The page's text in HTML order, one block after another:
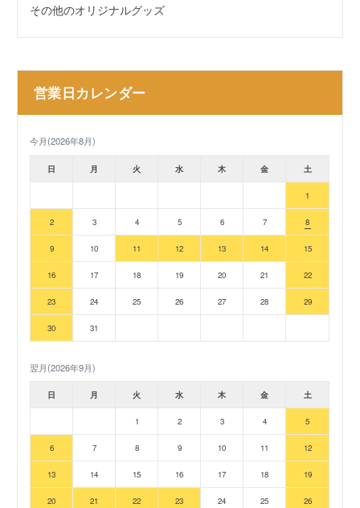
その他のオリジナルグッズ
営業日カレンダー
今月(2026年8月)
日 月 火 水 木 金 土
1
2 3 4 5 6 7 8
9 10 11 12 13 14 15
16 17 18 19 20 21 22
23 24 25 26 27 28 29
30 31
翌月(2026年9月)
日 月 火 水 木 金 土
1 2 3 4 5
6 7 8 9 10 11 12
13 14 15 16 17 18 19
20 21 22 23 24 25 26